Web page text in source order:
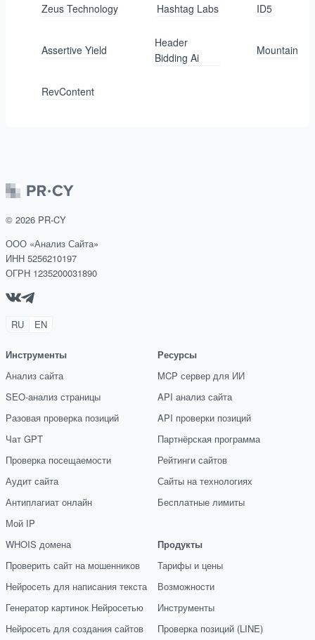
Zeus Technology Hashtag Labs ID5
Assertive Yield
Header
Bidding Ai
Mountain
RevContent
© 2026 PR-CY
ООО «Анализ Сайта»
ИНН 5256210197
ОГРН 1235200031890
RU EN
Инструменты
Анализ сайта
SEO-анализ страницы
Разовая проверка позиций
Чат GPT
Проверка посещаемости
Аудит сайта
Антиплагиат онлайн
Мой IP
WHOIS домена
Проверить сайт на мошенников
Нейросеть для написания текста
Генератор картинок Нейросетью
Нейросеть для создания сайтов
Ресурсы
MCP сервер для ИИ
API анализ сайта
API проверки позиций
Партнёрская программа
Рейтинги сайтов
Сайты на технологиях
Бесплатные лимиты
Продукты
Тарифы и цены
Возможности
Инструменты
Проверка позиций (LINE)